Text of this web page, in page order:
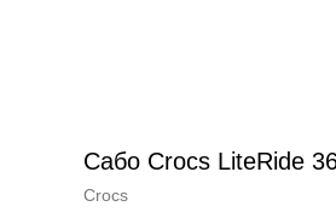
Сабо Crocs LiteRide
Crocs